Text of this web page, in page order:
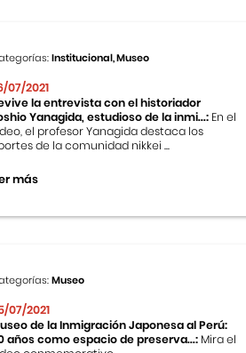
Institucional, Museo
07/2021
la entrevista con el historiador
Yanagida, estudioso de la inmi...: En el
el profesor Yanagida destaca los
de la comunidad nikkei ...
más
Museo
07/2021
de la Inmigración Japonesa al Perú:
años como espacio de preserva...: Mira el